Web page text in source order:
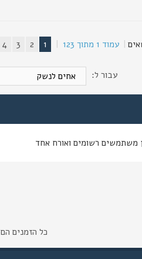
| עמוד 1 מתוך 123
|
1
2
3
4
עבור ל:
משתמשים רשומים ואורח אחד
כל הזמנים הם UTC + 2 שעות